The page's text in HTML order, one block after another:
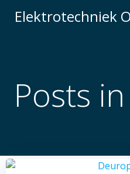
Elektrotechniek
Posts